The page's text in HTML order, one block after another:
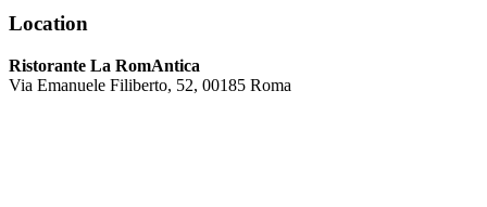
Location
Ristorante La RomAntica
Via Emanuele Filiberto, 52, 00185 Roma